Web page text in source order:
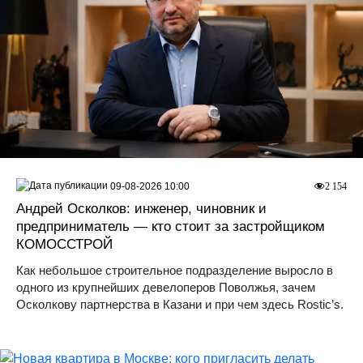
Андрей Осколков: инженер, чиновник и
предприниматель — кто стоит за застройщиком
КОМОССТРОЙ
Как небольшое строительное подразделение выросло в
одного из крупнейших девелоперов Поволжья, зачем
Осколкову партнерства в Казани и при чем здесь Rostic’s.
2 154
09-08-2026 10:00